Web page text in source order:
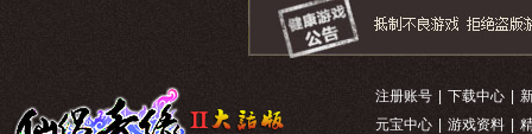
注册账号 下载中心
元宝中心
游戏资料